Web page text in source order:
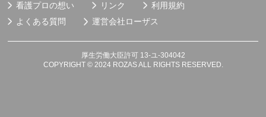
看護プロの想い
リンク
利用規約
よくある質問
運営会社ローザス
厚生労働大臣許可 13-ユ-304042
COPYRIGHT © 2024 ROZAS ALL RIGHTS RESERVED.